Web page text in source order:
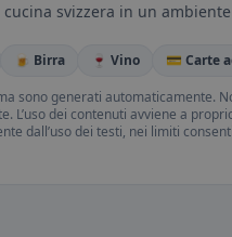
svizzera in un
🍺 Birra 🍷 Vino 💳 Carte
sono generati automaticamente.
L’uso dei contenuti avviene a
dall’uso dei testi, nei limiti